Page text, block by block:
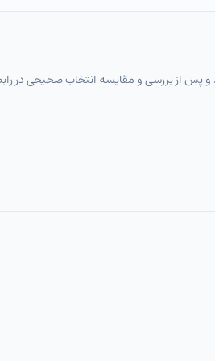
و پس از بررسی و مقایسه انتخاب‌ صحیحی در